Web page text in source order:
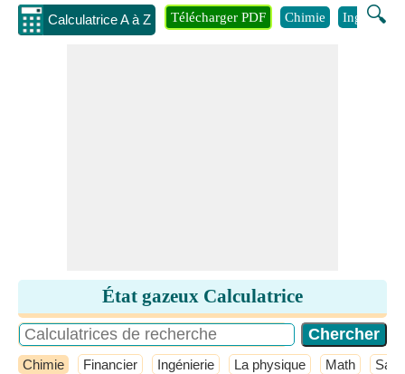
Calculatrice A à Z 🔍
Télécharger PDF Chimie Ingénierie
État gazeux Calculatrice
Chimie Financier Ingénierie La physique Math